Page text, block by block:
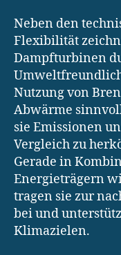
Neben den
Flexibilität
Dampfturbinen
Nutzung von
Abwärme
sie Emissionen
Vergleich zu
Gerade in
Energieträgern
tragen sie zur
bei und
Klimazielen.